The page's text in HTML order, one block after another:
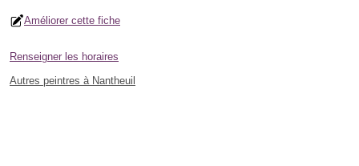
Améliorer cette fiche
Renseigner les horaires
Autres peintres à Nantheuil